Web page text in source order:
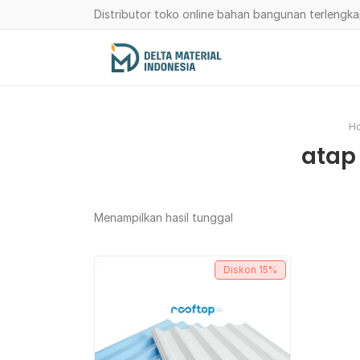
Distributor toko online bahan bangunan
Menampilkan hasil tunggal
Diskon 15%